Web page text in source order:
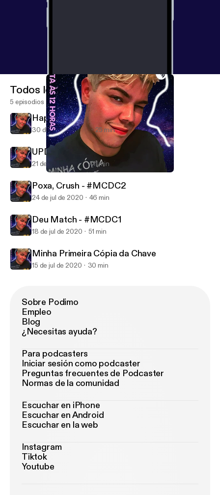
Minha Cópia Da Chave
Todos los episodios
5 episodios
Happy "Busnei" to you - #MCDC4
30 de ago de 2020 25 min
UPDATE - #MCDC3
21 de ago de 2020 11 min
Poxa, Crush - #MCDC2
24 de jul de 2020 46 min
Deu Match - #MCDC1
18 de jul de 2020 51 min
Minha Primeira Cópia da Chave
15 de jul de 2020 30 min
Sobre Podimo
Empleo
Blog
¿Necesitas ayuda?
Para podcasters
Iniciar sesión como podcaster
Preguntas frecuentes de Podcaster
Normas de la comunidad
Escuchar en iPhone
Escuchar en Android
Escuchar en la web
Instagram
Tiktok
Youtube